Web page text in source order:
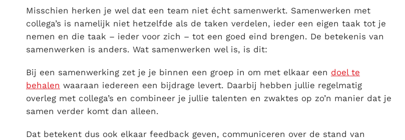
Misschien herken je wel dat een team niet écht samenwerkt. Samenwerken met
collega’s is namelijk niet hetzelfde als de taken verdelen, ieder een eigen taak tot je
nemen en die taak – ieder voor zich – tot een goed eind brengen. De betekenis van
samenwerken is anders. Wat samenwerken wel is, is dit:
Bij een samenwerking zet je je binnen een groep in om met elkaar een doel te
behalen waaraan iedereen een bijdrage levert. Daarbij hebben jullie regelmatig
overleg met collega’s en combineer je jullie talenten en zwaktes op zo’n manier dat je
samen verder komt dan alleen.
Dat betekent dus ook elkaar feedback geven, communiceren over de stand van